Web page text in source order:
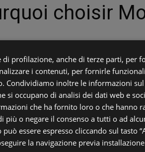
choisir
Les escaliers les plus solides
et résistants
Nous utilisons des planches entières de bois
lamellé massif allant jusqu’à 450 cm de
encastrées dans la structure latérale avec des
fentes réalisées sur mesure au millimètre près
pour chaque marche. Grâce à cela, nos
di profilazione, anche di terze parti, per
i contenuti, per fornirle
Condividiamo inoltre le informazioni
si occupano di analisi dei dati web e
che ha fornito loro o che hanno
più o negare il consenso a tutti o ad
può essere espresso cliccando sul tasto
la navigazione previa